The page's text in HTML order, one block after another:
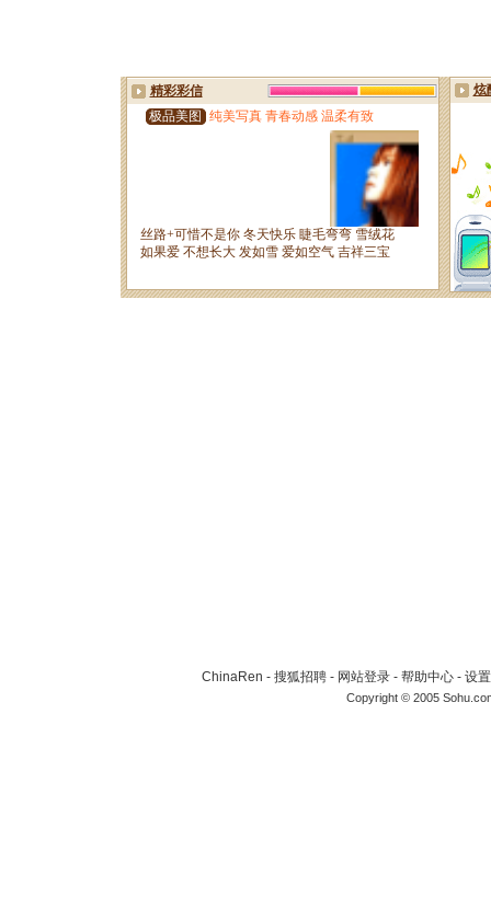
ChinaRen - 搜狐招聘 - 网站登录 - 帮助中心 - 设
Copyright © 2005